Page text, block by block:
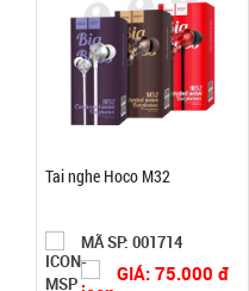
Tai nghe Hoco M32
MÃ SP: 001714
GIÁ: 75.000 đ